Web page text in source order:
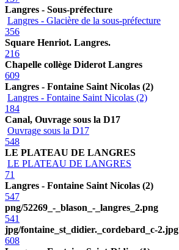
Langres - Sous-préfecture
Langres - Glacière de la sous-préfecture
356
Square Henriot. Langres.
216
Chapelle collège Diderot Langres
609
Langres - Fontaine Saint Nicolas (2)
Langres - Fontaine Saint Nicolas (2)
184
Canal, Ouvrage sous la D17
Ouvrage sous la D17
548
LE PLATEAU DE LANGRES
LE PLATEAU DE LANGRES
71
Langres - Fontaine Saint Nicolas (2)
547
png/52269_-_blason_-_langres_2.png
541
jpg/fontaine_st_didier._cordebard_c-2.jpg
608